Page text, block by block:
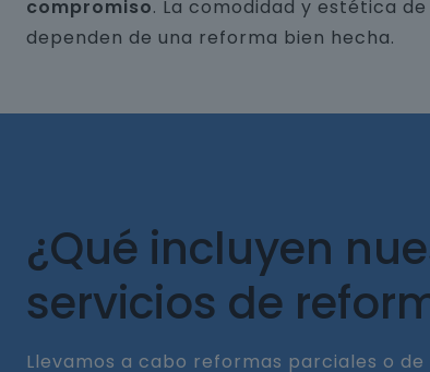
compromiso. La comodidad y estética
dependen de una reforma bien hecha.
¿Qué incluyen
servicios de
Llevamos a cabo reformas parciales o